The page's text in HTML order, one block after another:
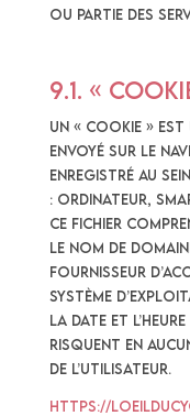
ou partie des
9.1. «
Un « cookie »
envoyé sur le
enregistré au
: ordinateur,
Ce fichier
le nom de
fournisseur
système
la date et l’heure
risquent en
de l’Utilisateur.
https://